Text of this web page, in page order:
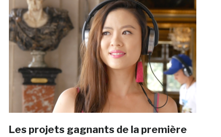
Les projets gagnants de la première